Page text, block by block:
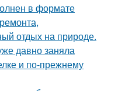
в формате
отдых на природе.
давно заняла
и по-прежнему